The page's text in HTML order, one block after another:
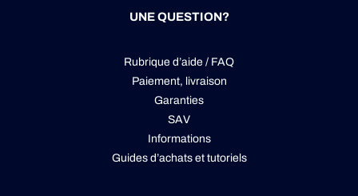
UNE QUESTION?
Rubrique d’aide / FAQ
Paiement, livraison
Garanties
SAV
Informations
Guides d’achats et tutoriels